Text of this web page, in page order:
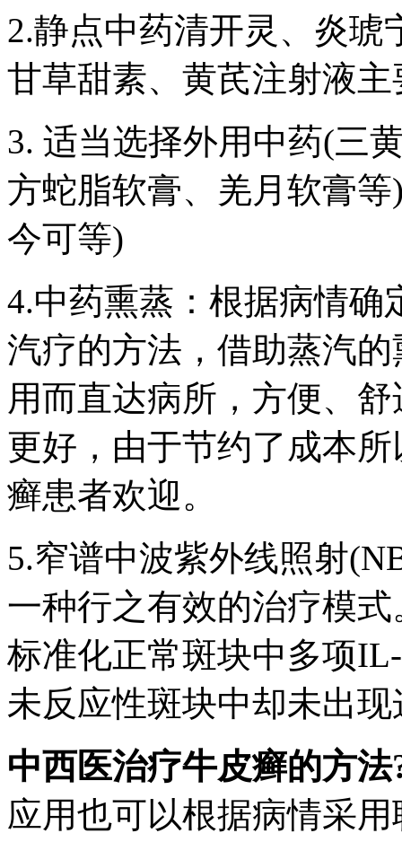
2.静点中药清开灵、炎
甘草甜素、黄芪注射液
3. 适当选择外用中药(三
方蛇脂软膏、羌月软膏
今可等)
4.中药熏蒸：根据病情确
汽疗的方法，借助蒸汽
用而直达病所，方便、
更好，由于节约了成本
癣患者欢迎。
5.窄谱中波紫外线照射
一种行之有效的治疗模
标准化正常斑块中多项
未反应性斑块中却未出
中西医治疗牛皮癣的方法
应用也可以根据病情采